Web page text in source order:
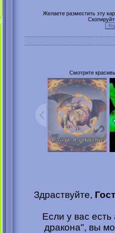
Желаете разместить эту
Смотрите
Здраствуйте,
Если у вас
дракона", вы